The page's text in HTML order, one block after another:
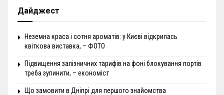
Дайджест
Неземна краса і сотня ароматів: у Києві відкрилась
квіткова виставка, – ФОТО
Підвищення залізничних тарифів на фоні блокування портів
треба зупинити, – економіст
Що замовити в Дніпрі для першого знайомства